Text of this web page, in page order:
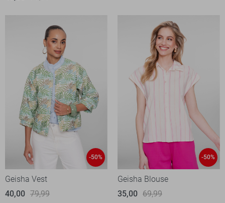
-50%
Geisha Vest
40,00 79,99
-50%
Geisha Blouse
35,00 69,99